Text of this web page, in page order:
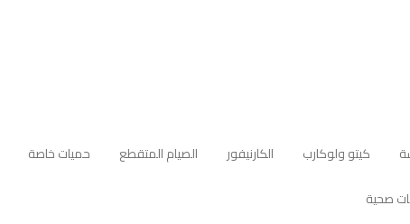
كيتو ولوكارب الكارنيفور الصيام المتقطع حميات خاصة
صحية